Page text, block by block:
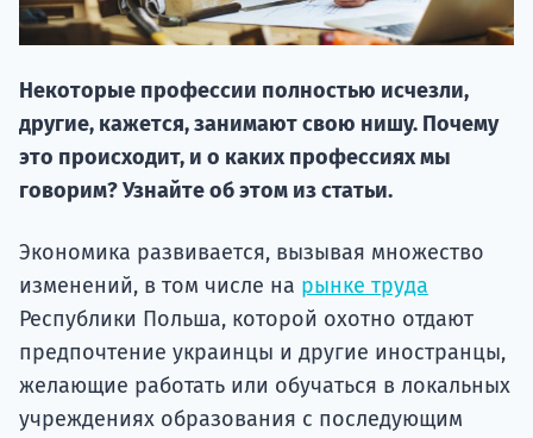
Некоторые профессии полностью исчезли,
другие, кажется, занимают свою нишу. Почему
это происходит, и о каких профессиях мы
говорим? Узнайте об этом из статьи.
Экономика развивается, вызывая множество
изменений, в том числе на рынке труда
Республики Польша, которой охотно отдают
предпочтение украинцы и другие иностранцы,
желающие работать или обучаться в локальных
учреждениях образования с последующим